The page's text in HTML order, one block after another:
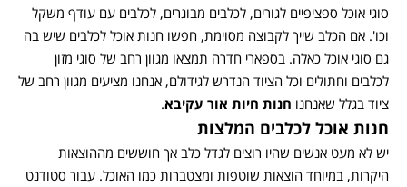
סוגי אוכל ספציפיים לגורים, לכלבים מבוגרים, לכלבים עם עודף משקל
וכו'. אם הכלב שייך לקבוצה מסוימת, חפשו חנות אוכל לכלבים שיש בה
גם סוגי אוכל כאלה. בספארי חדרה תמצאו מגוון רחב של סוגי מזון
לכלבים וחתולים וכל הציוד הנדרש לגידולם, אנחנו מציעים מגוון רחב של
ציוד בגלל שאנחנו חנות חיות אור עקיבא.
חנות אוכל לכלבים המלצות
יש לא מעט אנשים שהיו רוצים לגדל כלב אך חוששים מההוצאות
היקרות, במיוחד הוצאות שוטפות ומצטברות כמו האוכל. עבור סטודנט